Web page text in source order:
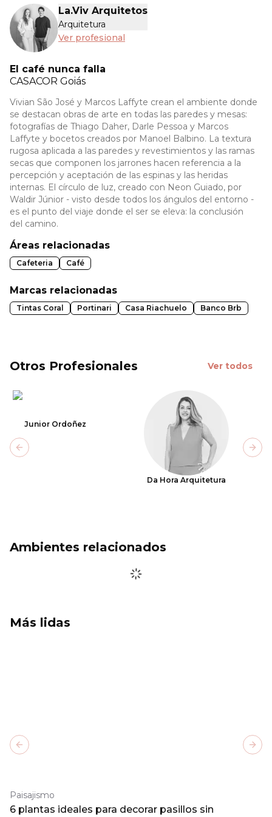
La.Viv Arquitetos
Arquitetura
Ver profesional
El café nunca falla
CASACOR Goiás
Vivian São José y Marcos Laffyte crean el ambiente donde
se destacan obras de arte en todas las paredes y mesas:
fotografías de Thiago Daher, Darle Pessoa y Marcos
Laffyte y bocetos creados por Manoel Balbino. La textura
rugosa aplicada a las paredes y revestimientos y las ramas
secas que componen los jarrones hacen referencia a la
percepción y aceptación de las espinas y las heridas
internas. El círculo de luz, creado con Neon Guiado, por
Waldir Júnior - visto desde todos los ángulos del entorno -
es el punto del viaje donde el ser se eleva: la conclusión
del camino.
Áreas relacionadas
Cafeteria Café
Marcas relacionadas
Tintas Coral Portinari Casa Riachuelo Banco Brb
Otros Profesionales Ver todos
Junior Ordoñez
Da Hora Arquitetura
Previous slide
Ambientes relacionados
Más lidas
Paisajismo
6 plantas ideales para decorar pasillos sin
Previous slide